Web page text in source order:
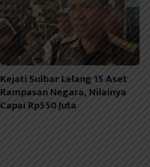
Kejati Sulbar Lelang 15 Aset
Rampasan Negara, Nilainya
Capai Rp550 Juta